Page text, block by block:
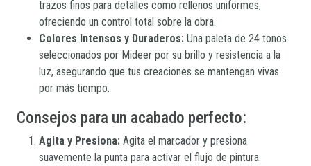
trazos finos para detalles como rellenos uniformes,
ofreciendo un control total sobre la obra.
Colores Intensos y Duraderos: Una paleta de 24 tonos
seleccionados por Mideer por su brillo y resistencia a la
luz, asegurando que tus creaciones se mantengan vivas
por más tiempo.
Consejos para un acabado perfecto:
Agita y Presiona: Agita el marcador y presiona
suavemente la punta para activar el flujo de pintura.